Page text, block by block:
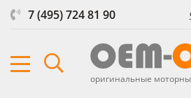
7 (495) 724 81 90
оригинальные